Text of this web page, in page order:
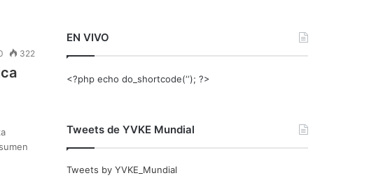
322
EN VIVO
<?php echo do_shortcode(‘‘); ?>
Tweets de YVKE Mundial
Tweets by YVKE_Mundial